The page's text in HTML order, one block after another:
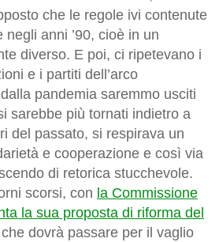
che le regole ivi contenute
anni ’90, cioè in un
diverso. E poi, ci ripetevano i
e i partiti dell’arco
pandemia saremmo usciti
sarebbe più tornati indietro a
del passato, si respirava un
e cooperazione e così via
di retorica stucchevole.
scorsi, con la Commissione
la sua proposta di riforma del
dovrà passare per il vaglio